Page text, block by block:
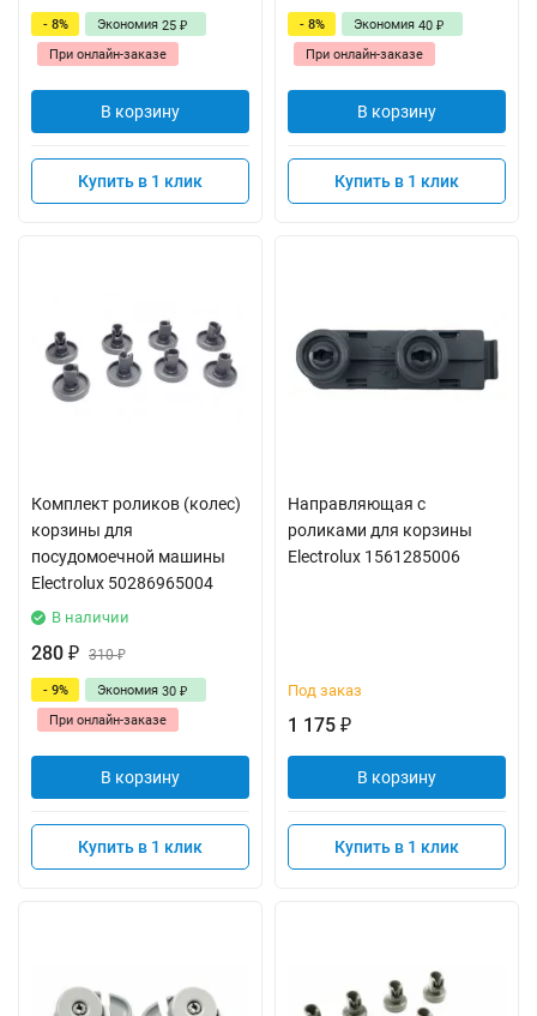
- 8% Экономия 25 ₽
При онлайн-заказе
В корзину
Купить в 1 клик
- 8% Экономия 40 ₽
При онлайн-заказе
В корзину
Купить в 1 клик
Комплект роликов (колес)
корзины для
посудомоечной машины
Electrolux 50286965004
В наличии
280 ₽ 310₽
- 9% Экономия 30 ₽
При онлайн-заказе
В корзину
Купить в 1 клик
Направляющая с
роликами для корзины
Electrolux 1561285006
Под заказ
1 175 ₽
В корзину
Купить в 1 клик